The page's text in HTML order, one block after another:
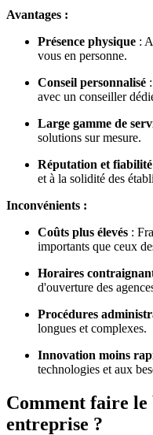
Avantages :
Présence physique :
vous en personne.
Conseil personnalisé
avec un conseiller
Large gamme de
solutions sur mesure.
Réputation et fiabilité
et à la solidité des
Inconvénients :
Coûts plus élevés :
importants que ceux
Horaires
d'ouverture des
Procédures
longues et complexes.
Innovation moins
technologies et aux
Comment faire
entreprise ?